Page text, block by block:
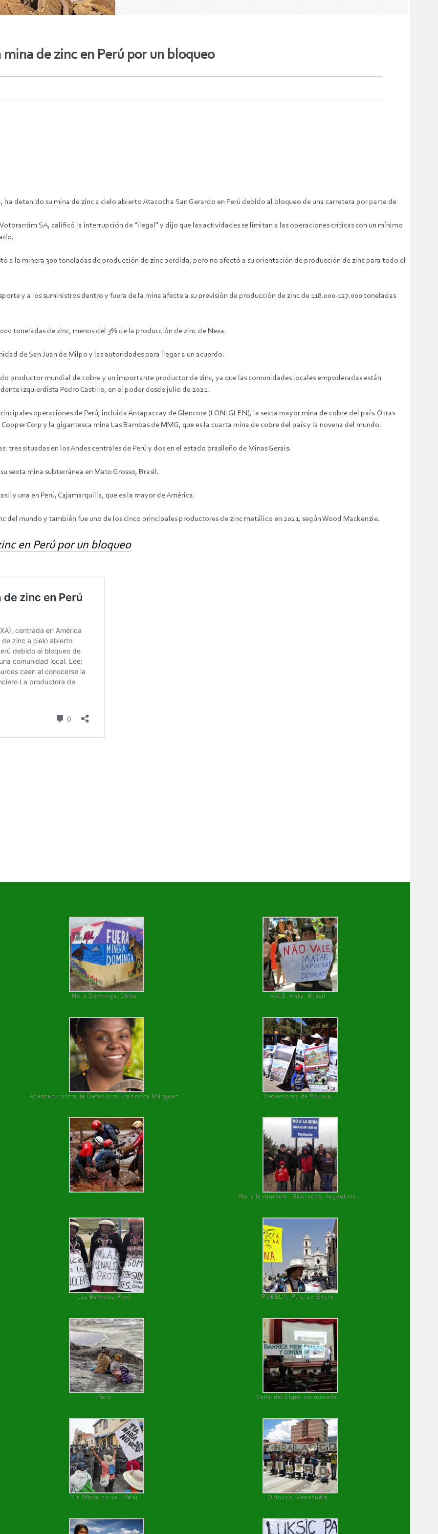
mina de zinc en Perú por un bloqueo
ha detenido su mina de zinc a cielo abierto Atacocha San Gerardo en Perú debido al bloqueo de una carretera por parte de
SA, calificó la interrupción de “ilegal” y dijo que las actividades se limitan a las operaciones críticas con un mínimo
a la minera 300 toneladas de producción de zinc perdida, pero no afectó a su orientación de producción de zinc para todo el
y a los suministros dentro y fuera de la mina afecte a su previsión de producción de zinc de 118.000-127.000 toneladas
toneladas de zinc, menos del 3% de la producción de zinc de Nexa.
de San Juan de Milpo y las autoridades para llegar a un acuerdo.
productor mundial de cobre y un importante productor de zinc, ya que las comunidades locales empoderadas están
izquierdista Pedro Castillo, en el poder desde julio de 2021.
operaciones de Perú, incluida Antapaccay de Glencore (LON: GLEN), la sexta mayor mina de cobre del país. Otras
Corp y la gigantesca mina Las Bambas de MMG, que es la cuarta mina de cobre del país y la novena del mundo.
situadas en los Andes centrales de Perú y dos en el estado brasileño de Minas Gerais.
sexta mina subterránea en Mato Grosso, Brasil.
y una en Perú, Cajamarquilla, que es la mayor de América.
del mundo y también fue uno de los cinco principales productores de zinc metálico en 2021, según Wood Mackenzie.
en Perú por un bloqueo
No a Dominga, Chile
VALE mata, Brasil
Atentan contra la Defensora Francisca Márquez Defensoras de Bolivia
No a la minería , Bariloche, Argentina
Las Bambas, Perú PUEBLA, Pue, 27 Enero
Perú Valle del Elqui sin minería.
Tía María no va ! Perú Orinoco, Venezuela